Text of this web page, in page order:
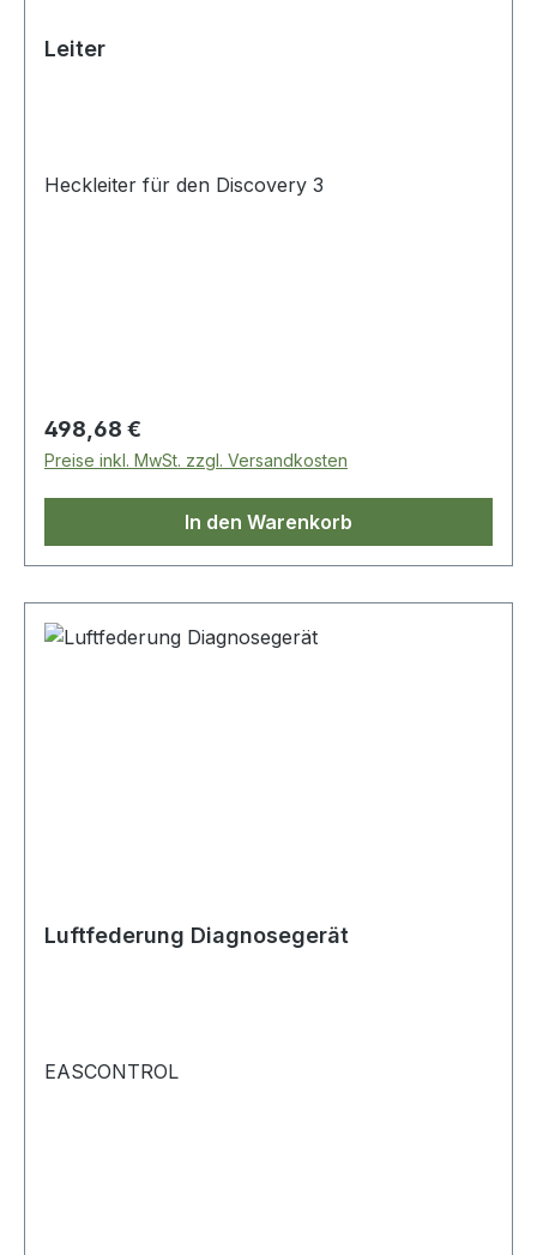
Leiter
Heckleiter für den Discovery 3
Regulärer Preis:
498,68 €
Preise inkl. MwSt. zzgl. Versandkosten
In den Warenkorb
Luftfederung Diagnosegerät
EASCONTROL